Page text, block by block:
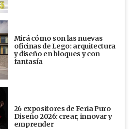
Mirá cómo son las nuevas
oficinas de Lego: arquitectura
y diseño en bloques y con
fantasía
26 expositores de Feria Puro
Diseño 2026: crear, innovar y
emprender